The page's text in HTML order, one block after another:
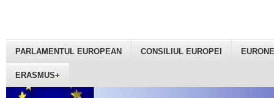
PARLAMENTUL EUROPEAN CONSILIUL EUROPEI
ERASMUS+